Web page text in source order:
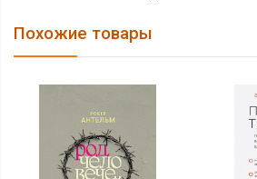
Похожие товары